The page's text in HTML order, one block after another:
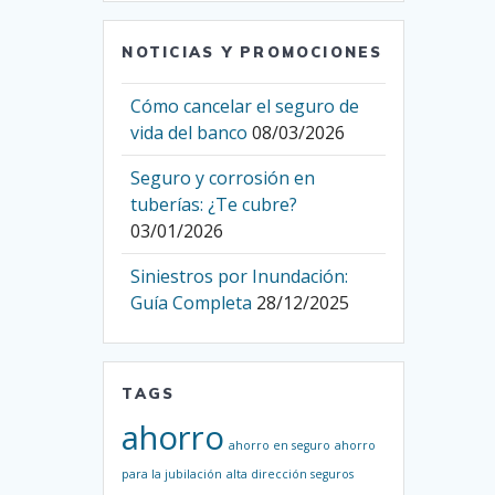
NOTICIAS Y PROMOCIONES
Cómo cancelar el seguro de
vida del banco 08/03/2026
Seguro y corrosión en
tuberías: ¿Te cubre?
03/01/2026
Siniestros por Inundación:
Guía Completa 28/12/2025
TAGS
ahorro ahorro en seguro ahorro
para la jubilación alta dirección seguros